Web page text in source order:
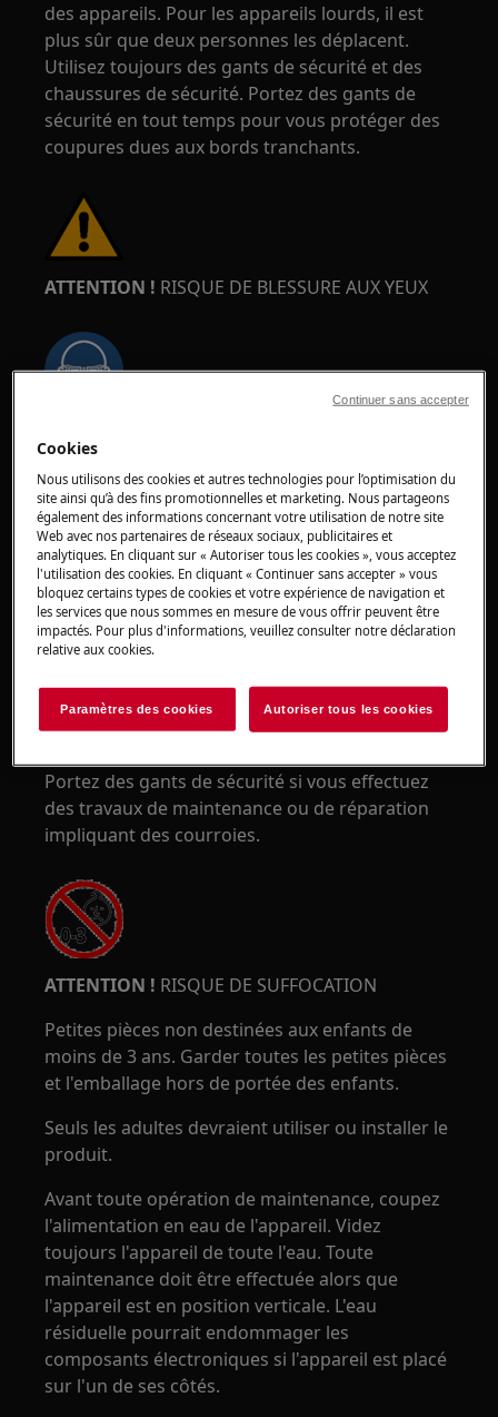
des appareils. Pour les appareils lourds, il est
plus sûr que deux personnes les déplacent.
Utilisez toujours des gants de sécurité et des
chaussures de sécurité. Portez des gants de
sécurité en tout temps pour vous protéger des
coupures dues aux bords tranchants.
ATTENTION ! RISQUE DE BLESSURE AUX YEUX
Portez des lunettes de sécurité si vous effectuez
impliquant des ressorts.
ATTENTION !RISQUE DE PINCEMENT
Portez des gants de sécurité si vous effectuez
des travaux de maintenance ou de réparation
impliquant des courroies.
ATTENTION ! RISQUE DE SUFFOCATION
Petites pièces non destinées aux enfants de
moins de 3 ans. Garder toutes les petites pièces
et l'emballage hors de portée des enfants.
Seuls les adultes devraient utiliser ou installer le
produit.
Avant toute opération de maintenance, coupez
l'alimentation en eau de l'appareil. Videz
toujours l'appareil de toute l'eau. Toute
maintenance doit être effectuée alors que
l'appareil est en position verticale. L'eau
résiduelle pourrait endommager les
composants électroniques si l'appareil est placé
sur l'un de ses côtés.
Cookies
Nous utilisons des cookies et autres technologies pour l’optimisation du
site ainsi qu’à des fins promotionnelles et marketing. Nous partageons
également des informations concernant votre utilisation de notre site
Web avec nos partenaires de réseaux sociaux, publicitaires et
analytiques. En cliquant sur « Autoriser tous les cookies », vous acceptez
l'utilisation des cookies. En cliquant « Continuer sans accepter » vous
bloquez certains types de cookies et votre expérience de navigation et
les services que nous sommes en mesure de vous offrir peuvent être
impactés. Pour plus d'informations, veuillez consulter notre déclaration
relative aux cookies.
Paramètres des cookies Autoriser tous les cookies
Continuer sans accepter